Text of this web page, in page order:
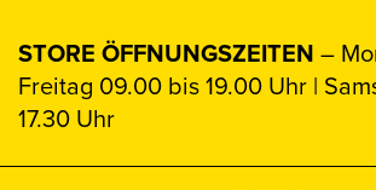
STORE ÖFFNUNGSZEITEN –
Freitag 09.00 bis 19.00 Uhr |
17.30 Uhr